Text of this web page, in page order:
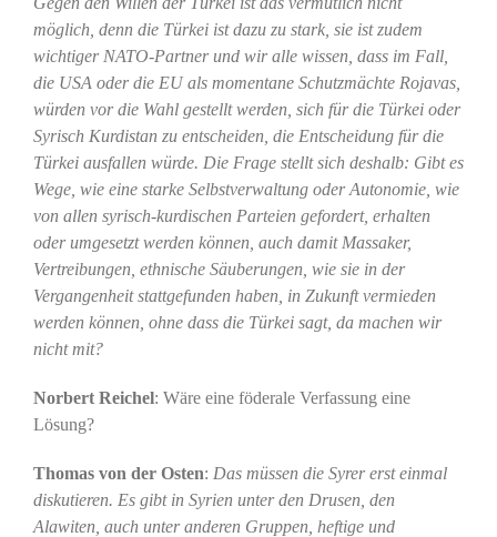
möglich, denn die Türkei ist dazu zu stark, sie ist zudem
wichtiger NATO-Partner und wir alle wissen, dass im Fall,
die USA oder die EU als momentane Schutzmächte Rojavas,
würden vor die Wahl gestellt werden, sich für die Türkei oder
Syrisch Kurdistan zu entscheiden, die Entscheidung für die
Türkei ausfallen würde. Die Frage stellt sich deshalb: Gibt es
Wege, wie eine starke Selbstverwaltung oder Autonomie, wie
von allen syrisch-kurdischen Parteien gefordert, erhalten
oder umgesetzt werden können, auch damit Massaker,
Vertreibungen, ethnische Säuberungen, wie sie in der
Vergangenheit stattgefunden haben, in Zukunft vermieden
werden können, ohne dass die Türkei sagt, da machen wir
nicht mit?
Norbert Reichel: Wäre eine föderale Verfassung eine
Lösung?
Thomas von der Osten: Das müssen die Syrer erst einmal
diskutieren. Es gibt in Syrien unter den Drusen, den
Alawiten, auch unter anderen Gruppen, heftige und